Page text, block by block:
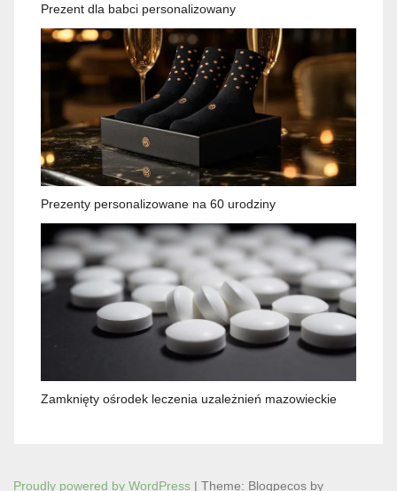
Prezent dla babci personalizowany
Prezenty personalizowane na 60 urodziny
Zamknięty ośrodek leczenia uzależnień mazowieckie
Proudly powered by WordPress | Theme: Blogpecos by